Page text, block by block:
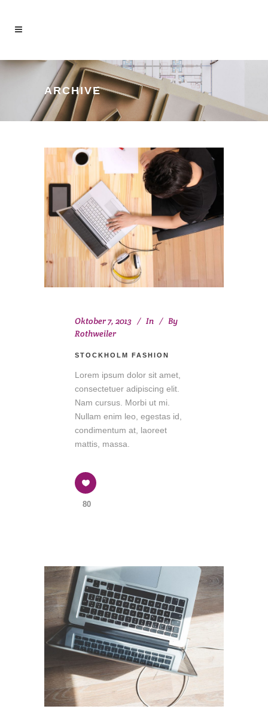
ARCHIVE
Oktober 7, 2013 In
By
Rothweiler
STOCKHOLM FASHION
Lorem ipsum dolor sit amet,
consectetuer adipiscing elit.
Nam cursus. Morbi ut mi.
Nullam enim leo, egestas id,
condimentum at, laoreet
mattis, massa.
80